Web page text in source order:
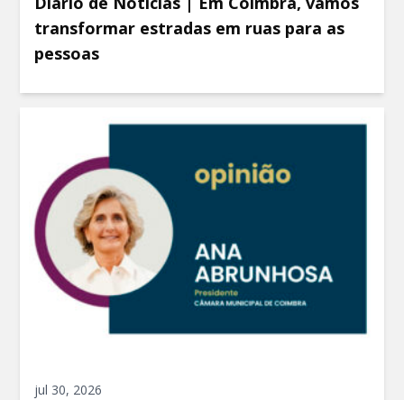
transformar estradas em ruas para as
pessoas
jul 30, 2026